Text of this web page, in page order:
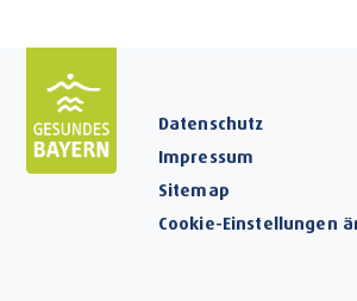
Datenschutz
Impressum
Sitemap
Cookie-Einstellungen